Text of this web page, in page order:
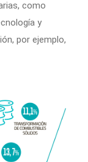
como
y
por ejemplo,